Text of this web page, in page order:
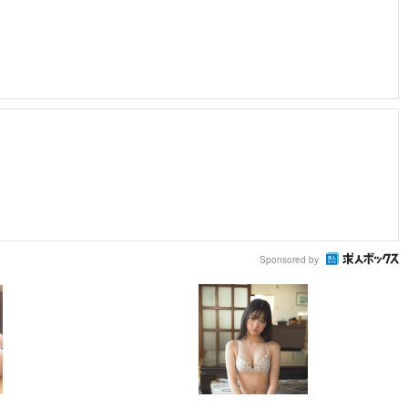
Sponsored by